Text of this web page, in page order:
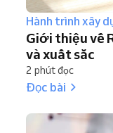
Hành trình xây
Giới thiệu về
và xuất sắc
2 phút đọc
Đọc bài